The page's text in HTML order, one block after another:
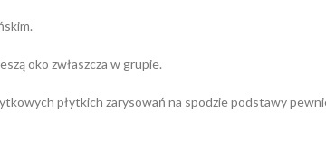
oko zwłaszcza w grupie.
płytkich zarysowań na spodzie podstawy